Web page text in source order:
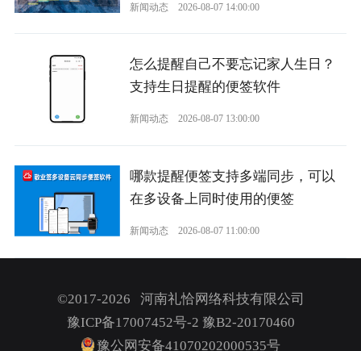
新闻动态 2026-08-07 14:00:00
怎么提醒自己不要忘记家人生日？
支持生日提醒的便签软件
新闻动态 2026-08-07 13:00:00
哪款提醒便签支持多端同步，可以
在多设备上同时使用的便签
新闻动态 2026-08-07 11:00:00
©2017-2026 河南礼恰网络科技有限公司
豫ICP备17007452号-2 豫B2-20170460
豫公网安备41070202000535号